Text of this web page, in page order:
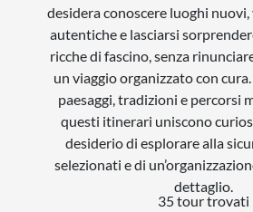
desidera conoscere luoghi
autentiche e lasciarsi
ricche di fascino, senza
un viaggio organizzato con
paesaggi, tradizioni e percorsi
questi itinerari uniscono
desiderio di esplorare alla
selezionati e di
dettaglio.
35 tour trovati
SCOPERTA
NATURA
I LUOGHI DELLO
STORIA
CITTÀ
EVENTI SPECIALI